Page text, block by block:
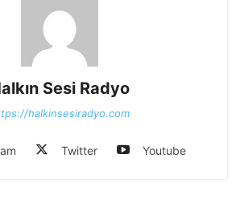
Sesi Radyo
halkinsesiradyo.com
Twitter Youtube